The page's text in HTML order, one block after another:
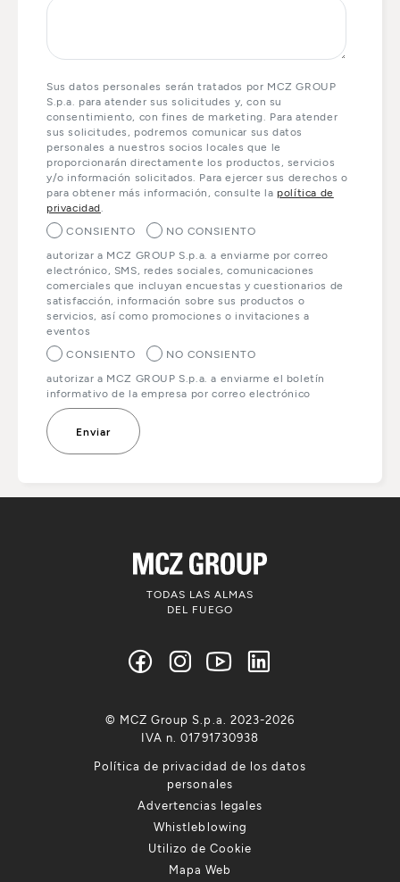
Sus datos personales serán tratados por MCZ GROUP
S.p.a. para atender sus solicitudes y, con su
consentimiento, con fines de marketing. Para atender
sus solicitudes, podremos comunicar sus datos
personales a nuestros socios locales que le
proporcionarán directamente los productos, servicios
y/o información solicitados. Para ejercer sus derechos o
para obtener más información, consulte la política de
privacidad
CONSIENTO
NO CONSIENTO
autorizar a MCZ GROUP S.p.a. a enviarme por correo
electrónico, SMS, redes sociales, comunicaciones
comerciales que incluyan encuestas y cuestionarios de
satisfacción, información sobre sus productos o
servicios, así como promociones o invitaciones a
eventos
CONSIENTO
NO CONSIENTO
autorizar a MCZ GROUP S.p.a. a enviarme el boletín
informativo de la empresa por correo electrónico
TODAS LAS ALMAS
DEL FUEGO
Política de privacidad de los datos
personales
Advertencias legales
Whistleblowing
Utilizo de Cookie
Mapa Web
© MCZ Group S.p.a. 2023-2026
IVA n. 01791730938